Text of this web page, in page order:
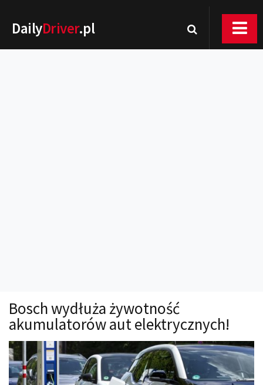
DailyDriver.pl
Technika jazdy
Oświetlenie
Kalkulatory
Przelicznik mocy
Bosch wydłuża żywotność
akumulatorów aut elektrycznych!